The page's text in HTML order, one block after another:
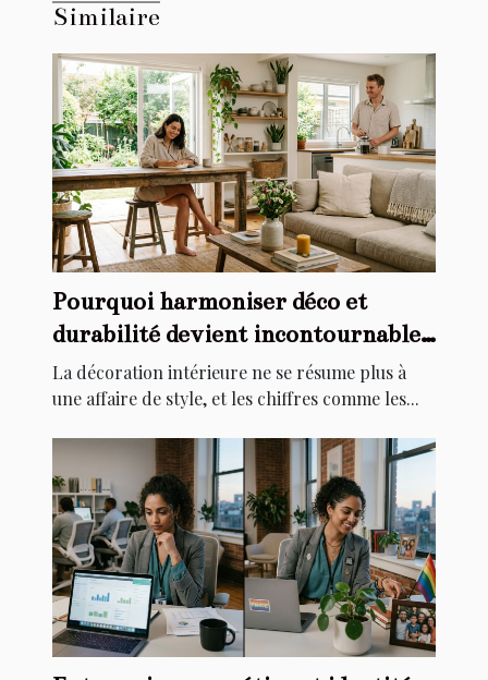
Similaire
Pourquoi harmoniser déco et
durabilité devient incontournable
chez soi
La décoration intérieure ne se résume plus à
une affaire de style, et les chiffres comme les...